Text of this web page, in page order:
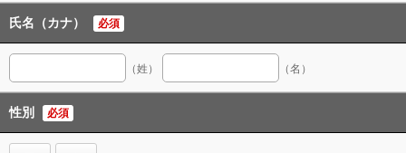
氏名（カナ） 必須
（姓） （名）
性別 必須